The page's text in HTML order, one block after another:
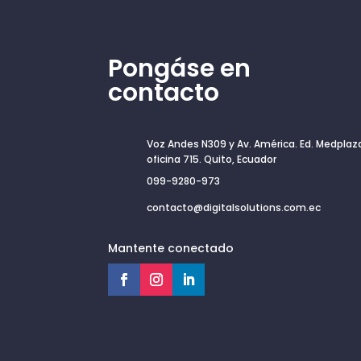
Pongáse en
contacto
Voz Andes N309 y Av. América. Ed.
oficina 715. Quito, Ecuador
099-9280-973
contacto@digitalsolutions.com.ec
Mantente conectado